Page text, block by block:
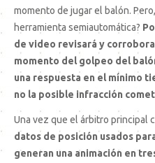
momento de jugar el balón.
herramienta semiautomática?
de video revisará y
momento del golpeo del
una respuesta en el mínimo
no la posible infracción
Una vez que el árbitro principal
datos de posición usados
generan una animación en